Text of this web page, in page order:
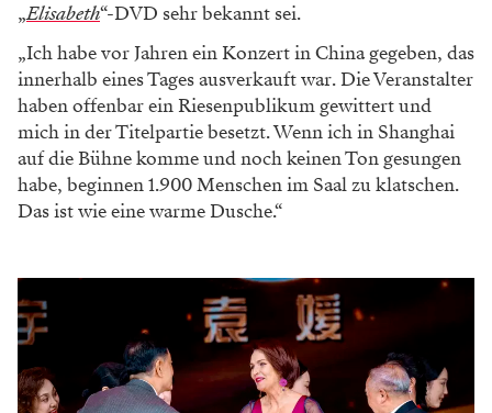
„Elisabeth“-DVD sehr bekannt sei.
„Ich habe vor Jahren ein Konzert in China gegeben, das
innerhalb eines Tages ausverkauft war. Die Veranstalter
haben offenbar ein Riesenpublikum gewittert und
mich in der Titelpartie besetzt. Wenn ich in Shanghai
auf die Bühne komme und noch keinen Ton gesungen
habe, beginnen 1.900 Menschen im Saal zu klatschen.
Das ist wie eine warme Dusche.“